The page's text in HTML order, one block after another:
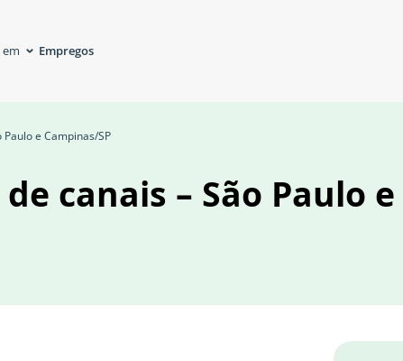
Empregos
e Campinas/SP
canais – São Paulo e